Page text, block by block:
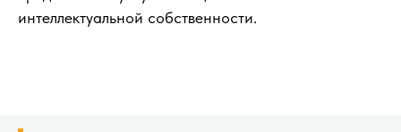
интеллектуальной собственности.